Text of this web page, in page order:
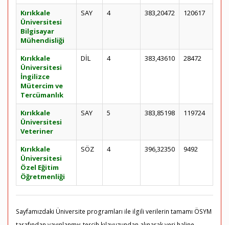
Kırıkkale
Üniversitesi
Bilgisayar
Mühendisliği
SAY 4 383,20472 120617
Kırıkkale
Üniversitesi
İngilizce
Mütercim ve
Tercümanlık
DİL 4 383,43610 28472
Kırıkkale
Üniversitesi
Veteriner
SAY 5 383,85198 119724
Kırıkkale
Üniversitesi
Özel Eğitim
Öğretmenliği
SÖZ 4 396,32350 9492
Sayfamızdaki Üniversite programları ile ilgili verilerin tamamı ÖSYM